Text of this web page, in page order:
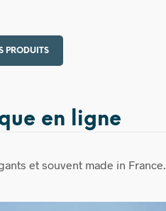
PRODUITS
en ligne
et souvent made in France.